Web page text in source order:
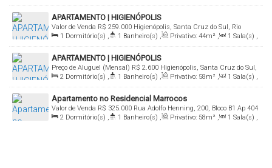
1 Suíte(s) , 1 Vaga(s)
APARTAMENTO | HIGIENÓPOLIS
R$ 259.000
Valor de Venda
Higienópolis, Santa Cruz do Sul, Rio
Grande do Sul, Brasil
1 Dormitório(s) , 1 Banheiro(s) , Privativo: 44m² , 1 Sala(s) ,
1 Vaga(s)
APARTAMENTO | HIGIENÓPOLIS
R$ 2.600
Preço de Aluguel (Mensal)
Higienópolis, Santa Cruz do Sul,
Rio Grande do Sul, Brasil
2 Dormitório(s) , 1 Banheiro(s) , Privativo: 58m² , 1 Sala(s) ,
1 Vaga(s)
Apartamento no Residencial Marrocos
R$ 325.000
Valor de Venda
Rua Adolfo Henning, 200, Bloco B1 Ap 404
e Box 25, 96820-760, Higienópolis, Santa Cruz do Sul, Rio Grande do
2 Dormitório(s) , 1 Banheiro(s) , Privativo: 58m² , 1 Sala(s) ,